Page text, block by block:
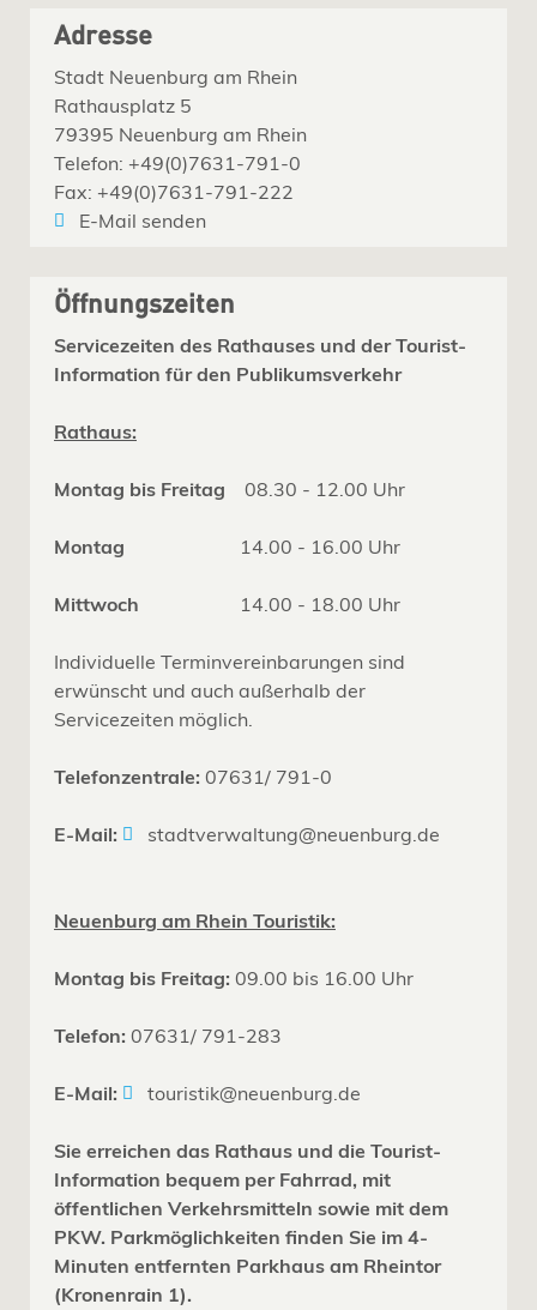
Adresse
Stadt Neuenburg am Rhein
Rathausplatz 5
79395 Neuenburg am Rhein
Telefon: +49(0)7631-791-0
Fax: +49(0)7631-791-222
E-Mail senden
Öffnungszeiten
Servicezeiten des Rathauses und der Tourist-
Information für den Publikumsverkehr
Rathaus:
Montag bis Freitag 08.30 - 12.00 Uhr
Montag 14.00 - 16.00 Uhr
Mittwoch 14.00 - 18.00 Uhr
Individuelle Terminvereinbarungen sind
erwünscht und auch außerhalb der
Servicezeiten möglich.
Telefonzentrale: 07631/ 791-0
E-Mail: stadtverwaltung@neuenburg.de
Neuenburg am Rhein Touristik:
Montag bis Freitag: 09.00 bis 16.00 Uhr
Telefon: 07631/ 791-283
E-Mail: touristik@neuenburg.de
Sie erreichen das Rathaus und die Tourist-
Information bequem per Fahrrad, mit
öffentlichen Verkehrsmitteln sowie mit dem
PKW. Parkmöglichkeiten finden Sie im 4-
Minuten entfernten Parkhaus am Rheintor
(Kronenrain 1).